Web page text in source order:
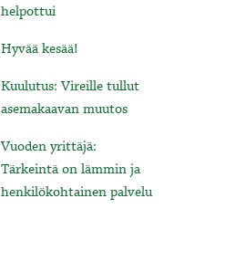
helpottui
Hyvää kesää!
Kuulutus: Vireille tullut
asemakaavan muutos
Vuoden yrittäjä:
Tärkeintä on lämmin ja
henkilökohtainen palvelu